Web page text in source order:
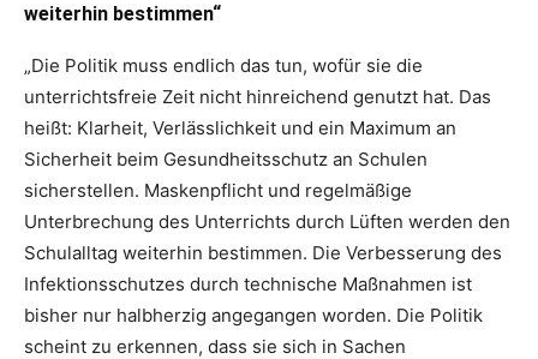
weiterhin bestimmen“
„Die Politik muss endlich das tun, wofür sie die
unterrichtsfreie Zeit nicht hinreichend genutzt hat. Das
heißt: Klarheit, Verlässlichkeit und ein Maximum an
Sicherheit beim Gesundheitsschutz an Schulen
sicherstellen. Maskenpflicht und regelmäßige
Unterbrechung des Unterrichts durch Lüften werden den
Schulalltag weiterhin bestimmen. Die Verbesserung des
Infektionsschutzes durch technische Maßnahmen ist
bisher nur halbherzig angegangen worden. Die Politik
scheint zu erkennen, dass sie sich in Sachen